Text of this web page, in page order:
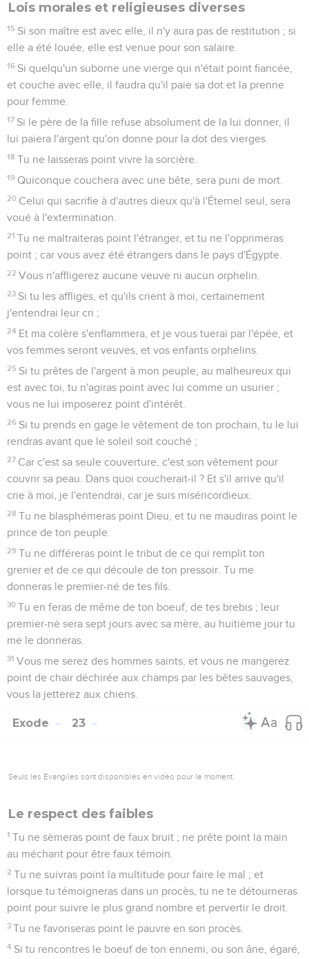
Lois morales et religieuses diverses
15 Si son maître est avec elle, il n'y aura pas de restitution ; si
elle a été louée, elle est venue pour son salaire.
16 Si quelqu'un suborne une vierge qui n'était point fiancée,
et couche avec elle, il faudra qu'il paie sa dot et la prenne
pour femme.
17 Si le père de la fille refuse absolument de la lui donner, il
lui paiera l'argent qu'on donne pour la dot des vierges.
18 Tu ne laisseras point vivre la sorcière.
19 Quiconque couchera avec une bête, sera puni de mort.
20 Celui qui sacrifie à d'autres dieux qu'à l'Éternel seul, sera
voué à l'extermination.
21 Tu ne maltraiteras point l'étranger, et tu ne l'opprimeras
point ; car vous avez été étrangers dans le pays d'Égypte.
22 Vous n'affligerez aucune veuve ni aucun orphelin.
23 Si tu les affliges, et qu'ils crient à moi, certainement
j'entendrai leur cri ;
24 Et ma colère s'enflammera, et je vous tuerai par l'épée, et
vos femmes seront veuves, et vos enfants orphelins.
25 Si tu prêtes de l'argent à mon peuple, au malheureux qui
est avec toi, tu n'agiras point avec lui comme un usurier ;
vous ne lui imposerez point d'intérêt.
26 Si tu prends en gage le vêtement de ton prochain, tu le lui
rendras avant que le soleil soit couché ;
27 Car c'est sa seule couverture, c'est son vêtement pour
couvrir sa peau. Dans quoi coucherait-il ? Et s'il arrive qu'il
crie à moi, je l'entendrai, car je suis miséricordieux.
28 Tu ne blasphémeras point Dieu, et tu ne maudiras point le
prince de ton peuple.
29 Tu ne différeras point le tribut de ce qui remplit ton
grenier et de ce qui découle de ton pressoir. Tu me
donneras le premier-né de tes fils.
30 Tu en feras de même de ton boeuf, de tes brebis ; leur
premier-né sera sept jours avec sa mère, au huitième jour tu
me le donneras.
31 Vous me serez des hommes saints, et vous ne mangerez
point de chair déchirée aux champs par les bêtes sauvages,
vous la jetterez aux chiens.
Exode 23
Seuls les Évangiles sont disponibles en vidéo pour le moment.
Le respect des faibles
1 Tu ne sèmeras point de faux bruit ; ne prête point la main
au méchant pour être faux témoin.
2 Tu ne suivras point la multitude pour faire le mal ; et
lorsque tu témoigneras dans un procès, tu ne te détourneras
point pour suivre le plus grand nombre et pervertir le droit.
3 Tu ne favoriseras point le pauvre en son procès.
4 Si tu rencontres le boeuf de ton ennemi, ou son âne, égaré,